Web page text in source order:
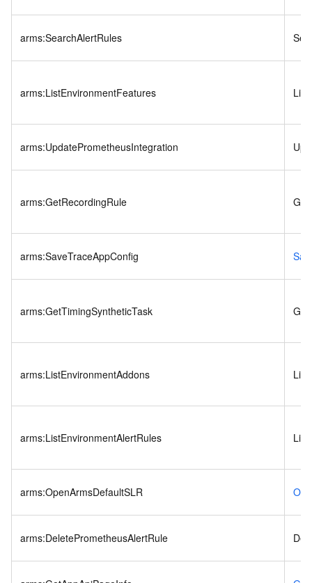
arms:SearchAlertRules
arms:ListEnvironmentFeatures
arms:UpdatePrometheusIntegration
arms:GetRecordingRule
arms:SaveTraceAppConfig
arms:GetTimingSyntheticTask
arms:ListEnvironmentAddons
arms:ListEnvironmentAlertRules
arms:OpenArmsDefaultSLR
arms:DeletePrometheusAlertRule